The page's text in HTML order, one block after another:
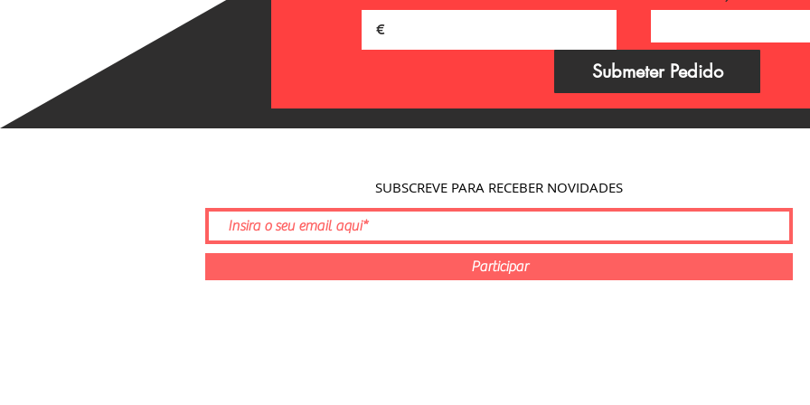
€
Submeter Pedido
SUBSCREVE PARA RECEBER NOVIDADES
Participar